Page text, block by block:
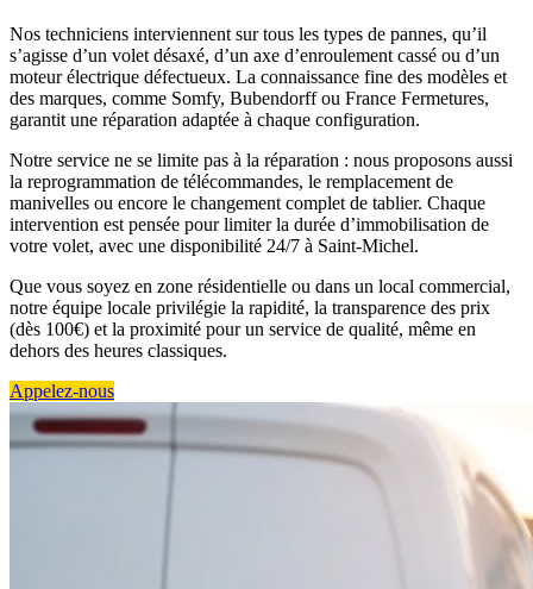
Nos techniciens interviennent sur tous les types de pannes, qu’il
s’agisse d’un volet désaxé, d’un axe d’enroulement cassé ou d’un
moteur électrique défectueux. La connaissance fine des modèles et
des marques, comme Somfy, Bubendorff ou France Fermetures,
garantit une réparation adaptée à chaque configuration.
Notre service ne se limite pas à la réparation : nous proposons aussi
la reprogrammation de télécommandes, le remplacement de
manivelles ou encore le changement complet de tablier. Chaque
intervention est pensée pour limiter la durée d’immobilisation de
votre volet, avec une disponibilité 24/7 à Saint-Michel.
Que vous soyez en zone résidentielle ou dans un local commercial,
notre équipe locale privilégie la rapidité, la transparence des prix
(dès 100€) et la proximité pour un service de qualité, même en
dehors des heures classiques.
Appelez-nous